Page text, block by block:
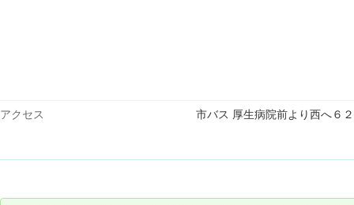
アクセス 市バス 厚生病院前より西へ６